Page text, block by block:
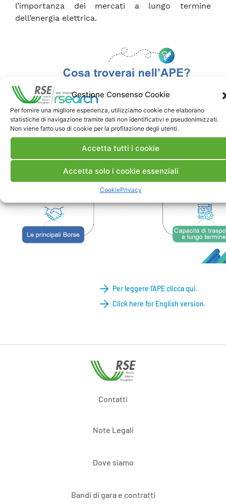
Gestione Consenso Cookie
Per fornire una migliore esperienza, utilizziamo cookie che elaborano
statistiche di navigazione tramite dati non identificativi e pseudonimizzati.
Non viene fatto uso di cookie per la profilazione degli utenti.
Accetta tutti i cookie
Accetta solo i cookie essenziali
CookiePrivacy
l’importanza dei mercati a lungo termine
dell’energia elettrica.
Per leggere l'APE clicca qui.
Click here for English version.
Contatti
Note Legali
Dove siamo
Bandi di gara e contratti